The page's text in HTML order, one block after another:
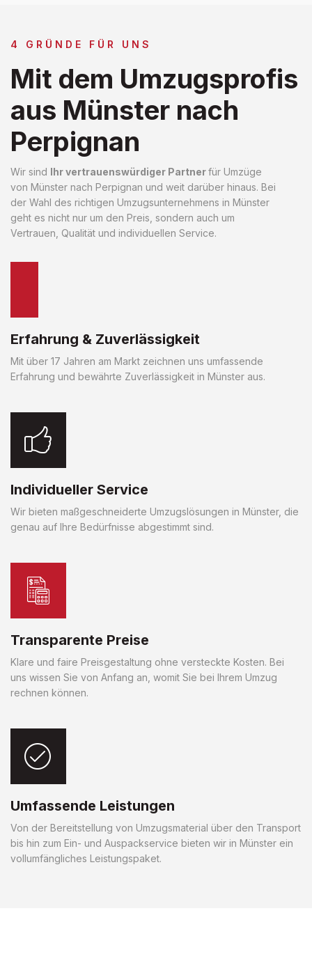
4 GRÜNDE FÜR UNS
Mit dem Umzugsprofis
aus Münster nach
Perpignan
Wir sind Ihr vertrauenswürdiger Partnerfür Umzüge
von Münster nach Perpignan und weit darüber hinaus. Bei
der Wahl des richtigen Umzugsunternehmens in Münster
geht es nicht nur um den Preis, sondern auch um
Vertrauen, Qualität und individuellen Service.
Erfahrung & Zuverlässigkeit
Mit über 17 Jahren am Markt zeichnen uns umfassende
Erfahrung und bewährte Zuverlässigkeit in Münster aus.
Individueller Service
Wir bieten maßgeschneiderte Umzugslösungen in Münster, die
genau auf Ihre Bedürfnisse abgestimmt sind.
Transparente Preise
Klare und faire Preisgestaltung ohne versteckte Kosten. Bei
uns wissen Sie von Anfang an, womit Sie bei Ihrem Umzug
rechnen können.
Umfassende Leistungen
Von der Bereitstellung von Umzugsmaterial über den Transport
bis hin zum Ein- und Auspackservice bieten wir in Münster ein
vollumfängliches Leistungspaket.